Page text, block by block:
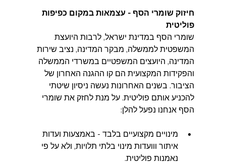
חיזוק שומרי הסף - עצמאות במקום כפיפות
פוליטית
שומרי הסף במדינת ישראל, לרבות היועצת
המשפטית לממשלה, מבקר המדינה, נציב שירות
המדינה, היועצים המשפטיים במשרדי הממשלה
והפקידות המקצועית הם קו ההגנה האחרון של
הציבור. בשנים האחרונות נעשה ניסיון שיטתי
להכניע אותם פוליטית. על מנת לחזק את שומרי
הסף אנחנו נפעל להלן:
מינויים מקצועיים בלבד - באמצעות ועדות
איתור ווועדות מינוי בלתי תלויות, ולא על פי
נאמנות פוליטית.